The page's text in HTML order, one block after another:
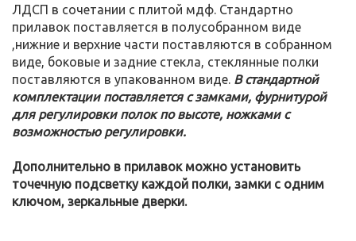
ЛДСП в сочетании с плитой мдф. Стандартно
прилавок поставляется в полусобранном виде
,нижние и верхние части поставляются в собранном
виде, боковые и задние стекла, стеклянные полки
поставляются в упакованном виде. В стандартной
комплектации поставляется с замками, фурнитурой
для регулировки полок по высоте, ножками с
возможностью регулировки.
Дополнительно в прилавок можно установить
точечную подсветку каждой полки, замки с одним
ключом, зеркальные дверки.